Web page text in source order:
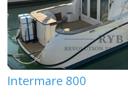
Intermare 800